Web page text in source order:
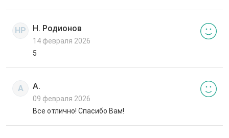
НР Н. Родионов
14 февраля 2026
5
А А.
09 февраля 2026
Все отлично! Спасибо Вам!